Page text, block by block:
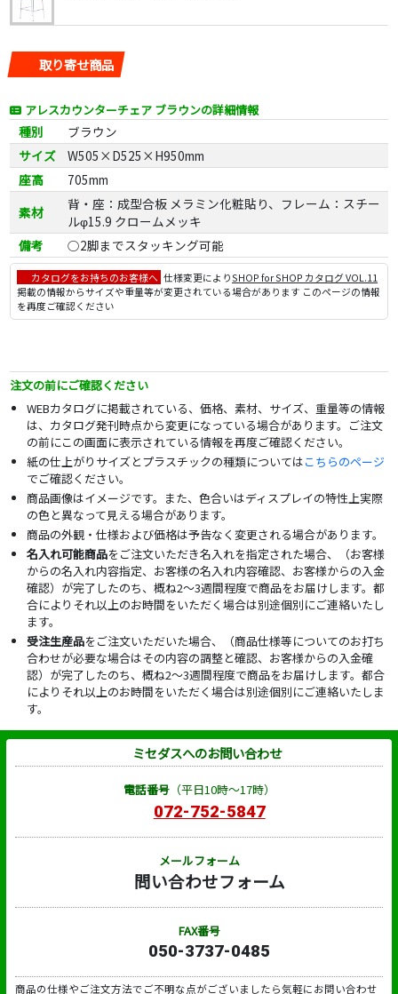
取り寄せ商品
アレスカウンターチェア ブラウンの詳細情報
種別
ブラウン
サイズ
W505×D525×H950mm
座高
705mm
素材
背・座：成型合板 メラミン化粧貼り、フレーム：スチー
ルφ15.9 クロームメッキ
備考
○2脚までスタッキング可能
カタログをお持ちのお客様へ 仕様変更によりSHOP for SHOP カタログ VOL.11
掲載の情報からサイズや重量等が変更されている場合があります このページの情報
を再度ご確認ください
注文の前にご確認ください
WEBカタログに掲載されている、価格、素材、サイズ、重量等の情報
は、カタログ発刊時点から変更になっている場合があります。ご注文
の前にこの画面に表示されている情報を再度ご確認ください。
紙の仕上がりサイズとプラスチックの種類についてはこちらのページ
でご確認ください。
商品画像はイメージです。また、色合いはディスプレイの特性上実際
の色と異なって見える場合があります。
商品の外観・仕様および価格は予告なく変更される場合があります。
名入れ可能商品をご注文いただき名入れを指定された場合、（お客様
からの名入れ内容指定、お客様の名入れ内容確認、お客様からの入金
確認）が完了したのち、概ね2～3週間程度で商品をお届けします。都
合によりそれ以上のお時間をいただく場合は別途個別にご連絡いたし
ます。
受注生産品をご注文いただいた場合、（商品仕様等についてのお打ち
合わせが必要な場合はその内容の調整と確認、お客様からの入金確
認）が完了したのち、概ね2～3週間程度で商品をお届けします。都合
によりそれ以上のお時間をいただく場合は別途個別にご連絡いたしま
す。
ミセダスへのお問い合わせ
電話番号（平日10時～17時）
072-752-5847
メールフォーム
問い合わせフォーム
FAX番号
050-3737-0485
商品の仕様やご注文方法でご不明な点がございましたら気軽にお問い合わせ